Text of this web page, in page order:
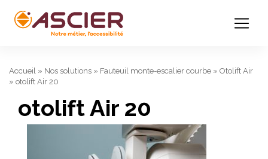
Accueil » Nos solutions » Fauteuil monte-escalier courbe » Otolift Air
» otolift Air 20
otolift Air 20